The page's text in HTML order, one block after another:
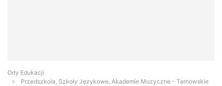
Orły Edukacji
Przedszkola, Szkoły Językowe, Akademie Muzyczne - Tarnowskie